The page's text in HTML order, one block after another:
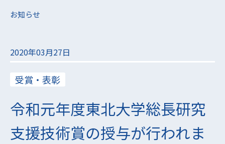
お知らせ
2020年03月27日
受賞・表彰
令和元年度東北大学総長研究
支援技術賞の授与が行われま